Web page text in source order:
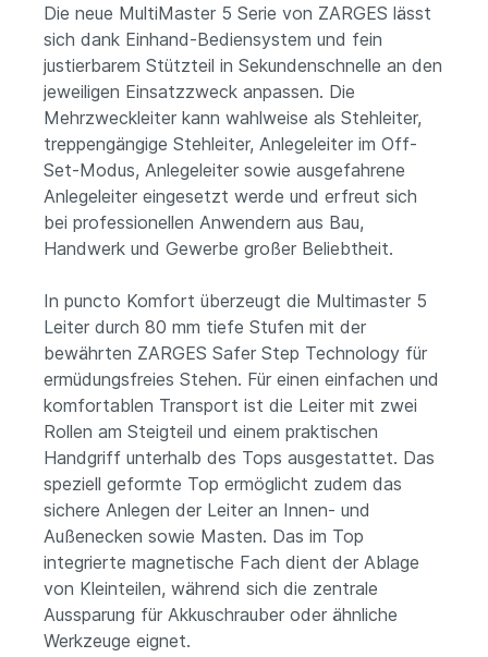
Die neue MultiMaster 5 Serie von ZARGES lässt
sich dank Einhand-Bediensystem und fein
justierbarem Stützteil in Sekundenschnelle an den
jeweiligen Einsatzzweck anpassen. Die
Mehrzweckleiter kann wahlweise als Stehleiter,
treppengängige Stehleiter, Anlegeleiter im Off-
Set-Modus, Anlegeleiter sowie ausgefahrene
Anlegeleiter eingesetzt werde und erfreut sich
bei professionellen Anwendern aus Bau,
Handwerk und Gewerbe großer Beliebtheit.
In puncto Komfort überzeugt die Multimaster 5
Leiter durch 80 mm tiefe Stufen mit der
bewährten ZARGES Safer Step Technology für
ermüdungsfreies Stehen. Für einen einfachen und
komfortablen Transport ist die Leiter mit zwei
Rollen am Steigteil und einem praktischen
Handgriff unterhalb des Tops ausgestattet. Das
speziell geformte Top ermöglicht zudem das
sichere Anlegen der Leiter an Innen- und
Außenecken sowie Masten. Das im Top
integrierte magnetische Fach dient der Ablage
von Kleinteilen, während sich die zentrale
Aussparung für Akkuschrauber oder ähnliche
Werkzeuge eignet.